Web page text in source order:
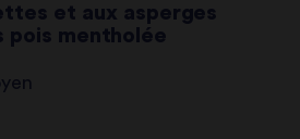
et aux asperges
pois mentholée